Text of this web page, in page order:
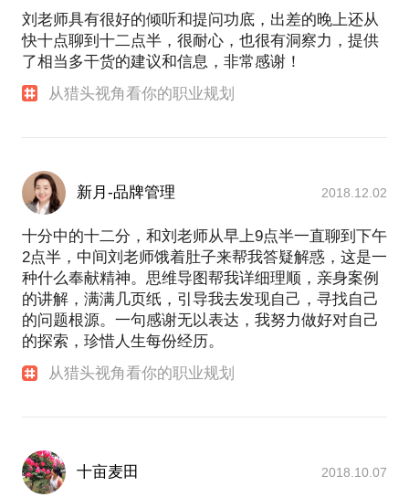
刘老师具有很好的倾听和提问功底，出差的晚上还从
快十点聊到十二点半，很耐心，也很有洞察力，提供
了相当多干货的建议和信息，非常感谢！
从猎头视角看你的职业规划
新月-品牌管理 2018.12.02
十分中的十二分，和刘老师从早上9点半一直聊到下午
2点半，中间刘老师饿着肚子来帮我答疑解惑，这是一
种什么奉献精神。思维导图帮我详细理顺，亲身案例
的讲解，满满几页纸，引导我去发现自己，寻找自己
的问题根源。一句感谢无以表达，我努力做好对自己
的探索，珍惜人生每份经历。
从猎头视角看你的职业规划
十亩麦田 2018.10.07